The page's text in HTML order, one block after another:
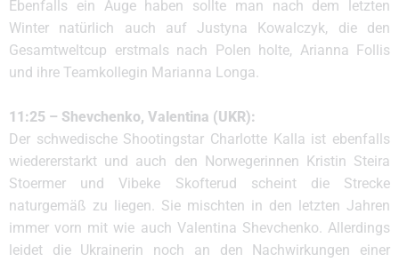
Ebenfalls ein Auge haben sollte man nach dem letzten
Winter natürlich auch auf Justyna Kowalczyk, die den
Gesamtweltcup erstmals nach Polen holte, Arianna Follis
und ihre Teamkollegin Marianna Longa.
11:25 – Shevchenko, Valentina (UKR):
Der schwedische Shootingstar Charlotte Kalla ist ebenfalls
wiedererstarkt und auch den Norwegerinnen Kristin Steira
Stoermer und Vibeke Skofterud scheint die Strecke
naturgemäß zu liegen. Sie mischten in den letzten Jahren
immer vorn mit wie auch Valentina Shevchenko. Allerdings
leidet die Ukrainerin noch an den Nachwirkungen einer